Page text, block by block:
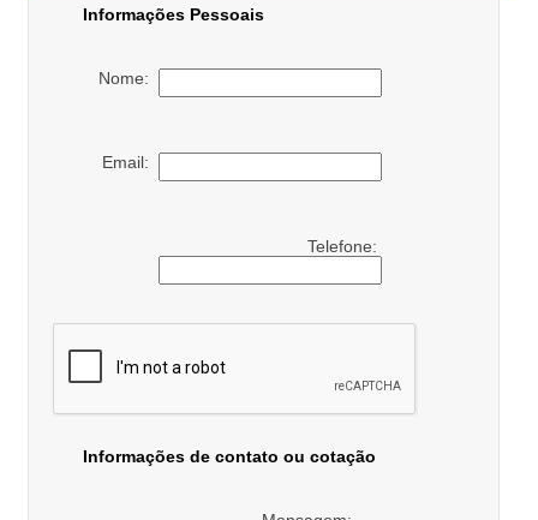
Informações Pessoais
Nome:
Email:
Telefone:
Informações de contato ou cotação